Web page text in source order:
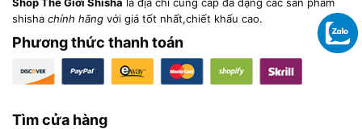
shisha chính hãng với giá tốt nhất,chiết khấu cao.
Phương thức thanh toán
Tìm cửa hàng